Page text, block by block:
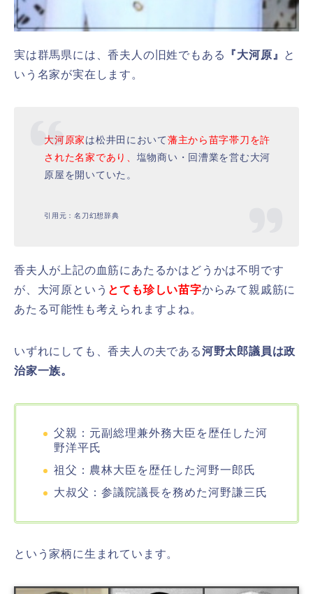
実は群馬県には、香夫人の旧姓でもある 『大河原』 と
いう名家が実在します。
大河原家は松井田において藩主から苗字帯刀を許
された名家であり、 塩物商い・回漕業を営む大河
原屋を開いていた。
引用元：名刀幻想辞典
香夫人が上記の血筋にあたるかはどうかは不明です
が、大河原という とても珍しい苗字からみて親戚筋に
あたる可能性も考えられますよね。
いずれにしても、香夫人の夫である河野太郎議員は政
治家一族。
父親：元副総理兼外務大臣を歴任した河
野洋平氏
祖父：農林大臣を歴任した河野一郎氏
大叔父：参議院議長を務めた河野謙三氏
という家柄に生まれています。